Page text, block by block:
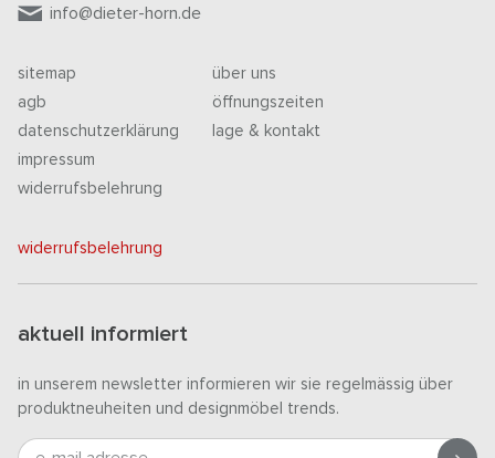
info@dieter-horn.de
sitemap
agb
datenschutzerklärung
impressum
widerrufsbelehrung
über uns
öffnungszeiten
lage & kontakt
widerrufsbelehrung
aktuell informiert
in unserem newsletter informieren wir sie regelmässig über
produktneuheiten und designmöbel trends.